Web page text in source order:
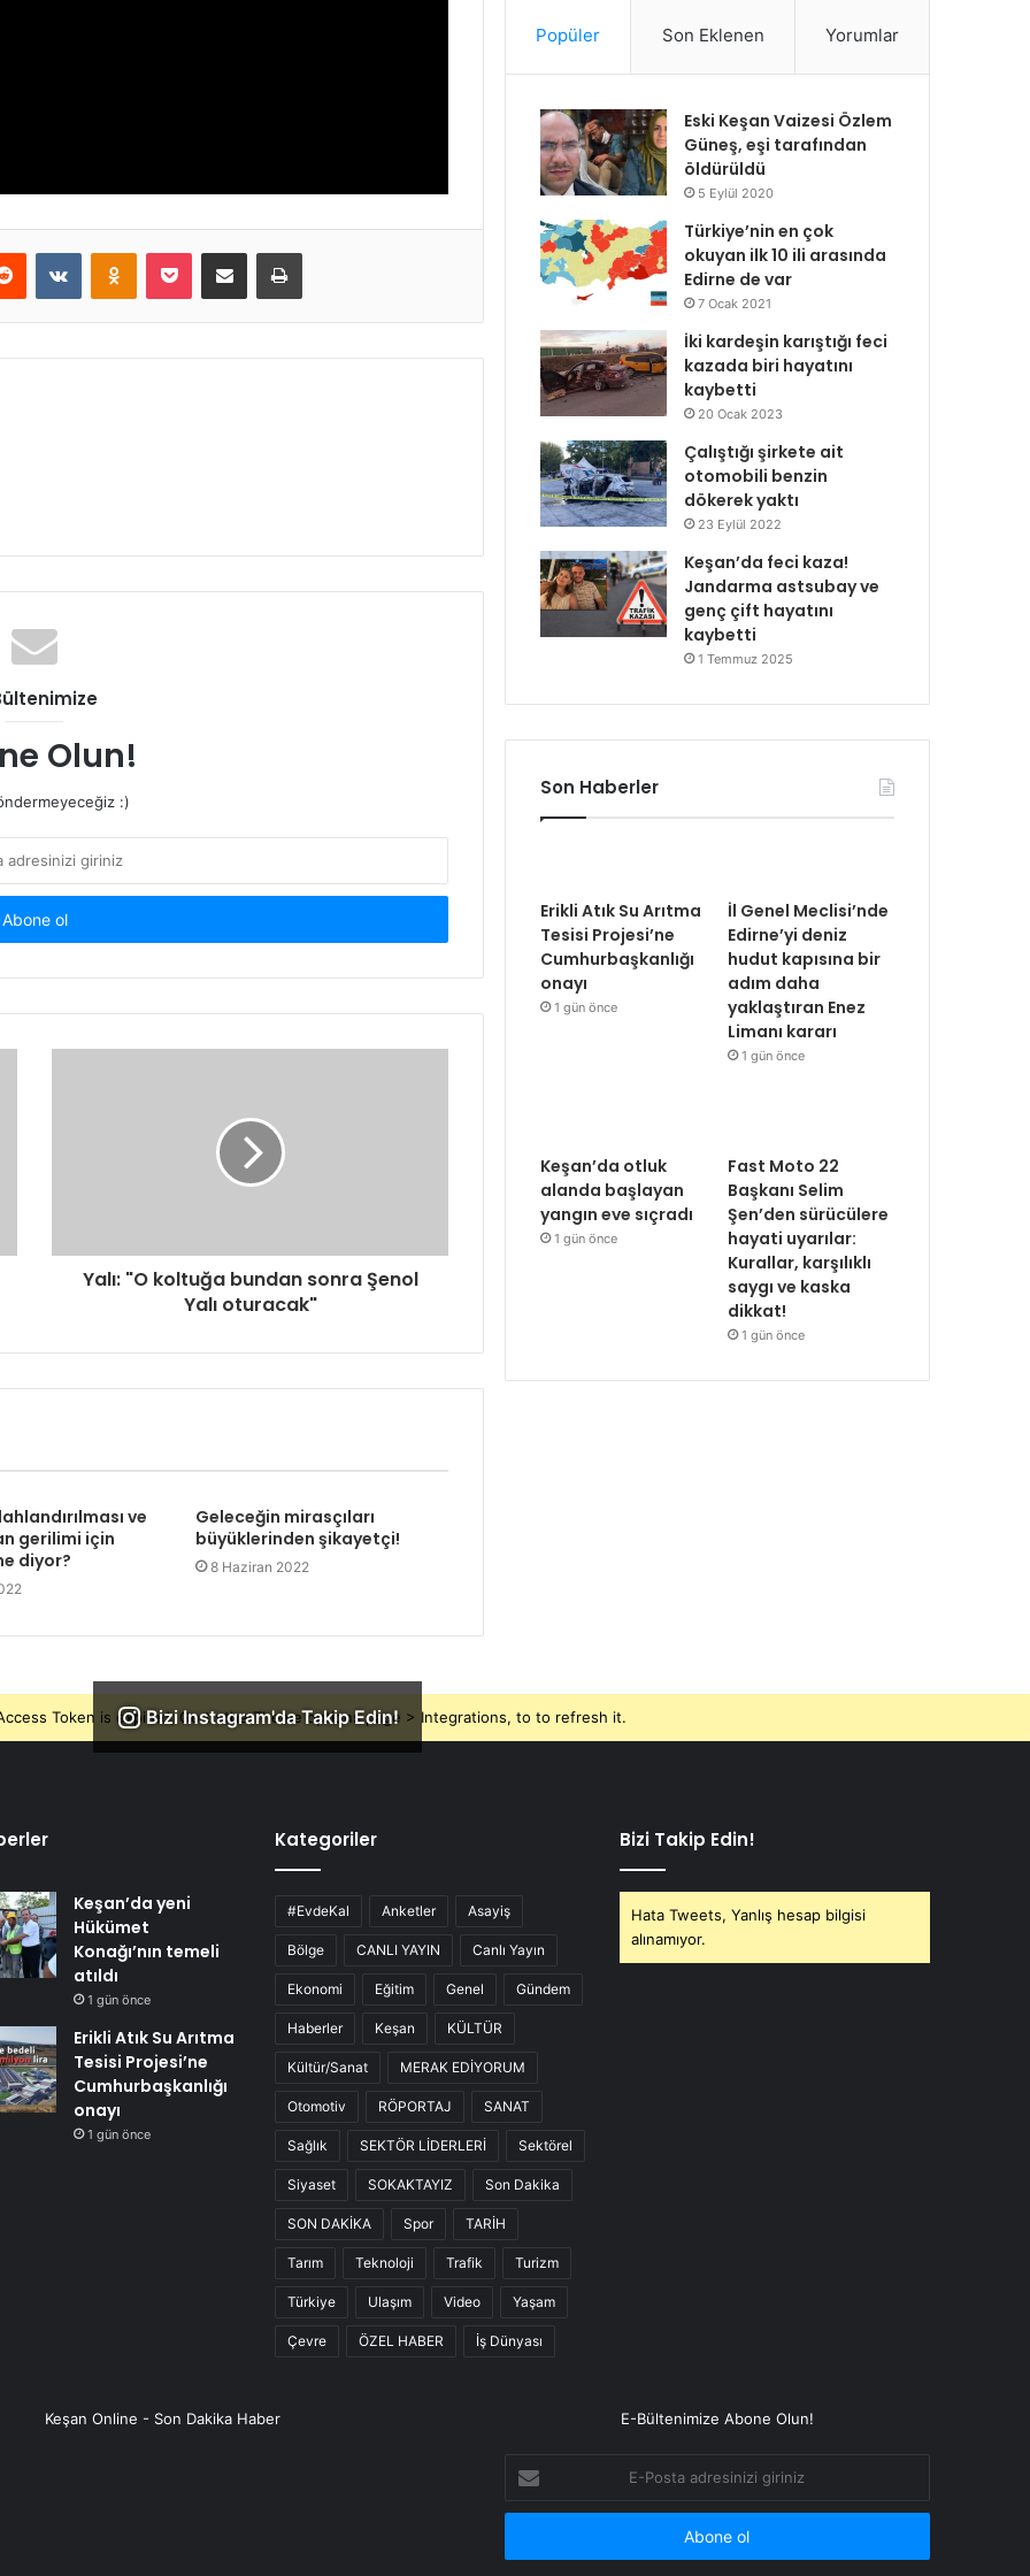
Olun!
:)
Yalı: "O koltuğa bundan sonra Şenol
Yalı oturacak"
ve
gerilimi için
diyor?
Geleceğin mirasçıları
büyüklerinden şikayetçi!
8 Haziran 2022
Popüler Son Eklenen Yorumlar
Eski Keşan Vaizesi Özlem
Güneş, eşi tarafından
öldürüldü
5 Eylül 2020
Türkiye’nin en çok
okuyan ilk 10 ili arasında
Edirne de var
7 Ocak 2021
İki kardeşin karıştığı feci
kazada biri hayatını
kaybetti
20 Ocak 2023
Çalıştığı şirkete ait
otomobili benzin
dökerek yaktı
23 Eylül 2022
Keşan’da feci kaza!
Jandarma astsubay ve
genç çift hayatını
kaybetti
1 Temmuz 2025
Son Haberler
Erikli Atık Su Arıtma
Tesisi Projesi’ne
Cumhurbaşkanlığı
onayı
1 gün önce
İl Genel Meclisi’nde
Edirne’yi deniz
hudut kapısına bir
adım daha
yaklaştıran Enez
Limanı kararı
1 gün önce
Keşan’da otluk
alanda başlayan
yangın eve sıçradı
1 gün önce
Fast Moto 22
Başkanı Selim
Şen’den sürücülere
hayati uyarılar:
Kurallar, karşılıklı
saygı ve kaska
dikkat!
1 gün önce
Bizi Instagram'da Takip Edin!
Token is expired, Go to the Theme options page > Integrations, to to refresh it.
Keşan’da yeni
Hükümet
Konağı’nın temeli
atıldı
1 gün önce
Erikli Atık Su Arıtma
Tesisi Projesi’ne
Cumhurbaşkanlığı
onayı
1 gün önce
Kategoriler
#EvdeKal Anketler Asayiş
Bölge CANLI YAYIN Canlı Yayın
Ekonomi Eğitim Genel Gündem
Haberler Keşan KÜLTÜR
Kültür/Sanat MERAK EDİYORUM
Otomotiv RÖPORTAJ SANAT
Sağlık SEKTÖR LİDERLERİ Sektörel
Siyaset SOKAKTAYIZ Son Dakika
SON DAKİKA Spor TARİH
Tarım Teknoloji Trafik Turizm
Türkiye Ulaşım Video Yaşam
Çevre ÖZEL HABER İş Dünyası
Bizi Takip Edin!
Hata Tweets, Yanlış hesap bilgisi
alınamıyor.
Keşan Online - Son Dakika Haber E-Bültenimize Abone Olun!
Posta
adresinizi